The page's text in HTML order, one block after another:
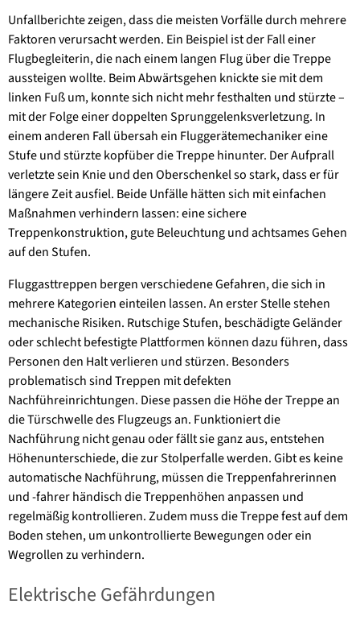
Unfallberichte zeigen, dass die meisten Vorfälle durch mehrere
Faktoren verur­sacht werden. Ein Beispiel ist der Fall einer
Flugbegleiterin, die nach einem langen Flug über die Treppe
aussteigen wollte. Beim Abwärtsgehen knickte sie mit dem
linken Fuß um, konnte sich nicht mehr festhalten und stürzte –
mit der Folge einer doppelten Sprunggelenksverletzung. In
einem anderen Fall übersah ein Fluggerätemechaniker eine
Stufe und stürzte kopfüber die Treppe hinun­ter. Der Aufprall
verletzte sein Knie und den Oberschenkel so stark, dass er für
längere Zeit ausfiel. Beide Unfälle hätten sich mit ein­fachen
Maßnahmen verhindern lassen: eine sichere
Treppenkonstruktion, gute Beleuch­tung und achtsames Gehen
auf den Stufen.
Fluggasttreppen bergen verschiedene Gefah­ren, die sich in
mehrere Kategorien einteilen lassen. An erster Stelle stehen
mechanische Ri­siken. Rutschige Stufen, beschädigte Geländer
oder schlecht befestigte Plattformen können dazu führen, dass
Personen den Halt verlieren und stürzen. Besonders
problematisch sind Treppen mit defekten
Nachführeinrichtungen. Diese passen die Höhe der Treppe an
die Tür­schwelle des Flugzeugs an. Funktioniert die
Nachführung nicht genau oder fällt sie ganz aus, entstehen
Höhenunterschiede, die zur Stolperfalle werden. Gibt es keine
automati­sche Nachführung, müssen die Treppenfah­rerinnen
und -fahrer händisch die Treppenhö­hen anpassen und
regelmäßig kontrollieren. Zudem muss die Treppe fest auf dem
Boden stehen, um unkontrollierte Bewegungen oder ein
Wegrollen zu verhindern.
Elektrische Gefährdungen